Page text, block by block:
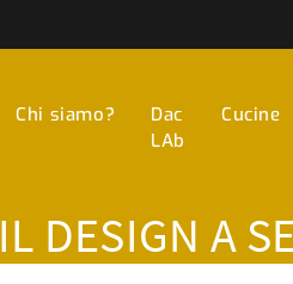
Chi siamo?
Dac
LAb
Cucine
IL DESIGN A